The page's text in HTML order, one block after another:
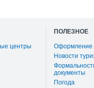
центры
ПОЛЕЗНОЕ
Оформление
Новости
документы
Погода